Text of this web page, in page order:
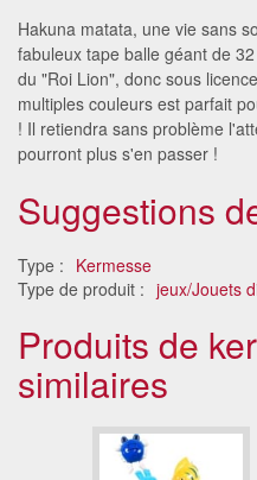
Hakuna matata, une vie sans
fabuleux tape balle géant de
du "Roi Lion", donc sous
multiples couleurs est parfait
! Il retiendra sans problème
pourront plus s'en passer !
Suggestions
Type : Kermesse
Type de produit : jeux/Jouets
Produits de
similaires